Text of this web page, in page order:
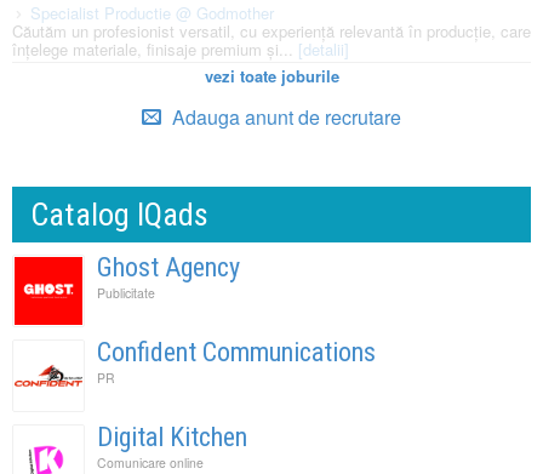
Specialist Productie @ Godmother
Căutăm un profesionist versatil, cu experiență relevantă în producție, care
înțelege materiale, finisaje premium și... [detalii]
vezi toate joburile
Adauga anunt de recrutare
Catalog IQads
Ghost Agency
Publicitate
Confident Communications
PR
Digital Kitchen
Comunicare online